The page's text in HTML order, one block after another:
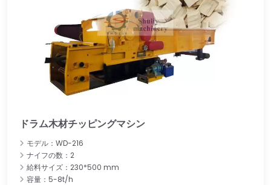
ドラム木材チッピングマシン
モデル：WD-216
ナイフの数：2
給料サイズ：230*500 mm
容量：5-8t/h